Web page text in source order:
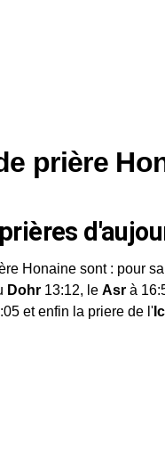
prière
Honaine sont : pour
Dohr 13:12, le Asr à
et enfin la priere de l'